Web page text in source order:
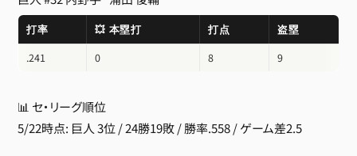
打率 💥 本塁打 打点
盗塁
.241
0 8 9
📊 セ・リーグ順位
5/22時点: 巨人 3位 / 24勝19敗 / 勝率.558 / ゲーム差2.5